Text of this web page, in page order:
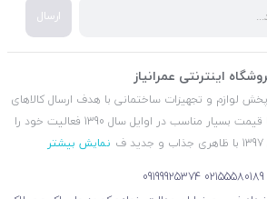
ارسال
اینترنتی عمرانیاز
لوازم و تجهیزات ساختمانی با هدف ارسال کالاهای
مورد نیاز مشتریان گرامی با قیمت بسیار مناسب در اوایل سال 1390 فعالیت خود را
نمایش بیشتر
02155580189
09199925374